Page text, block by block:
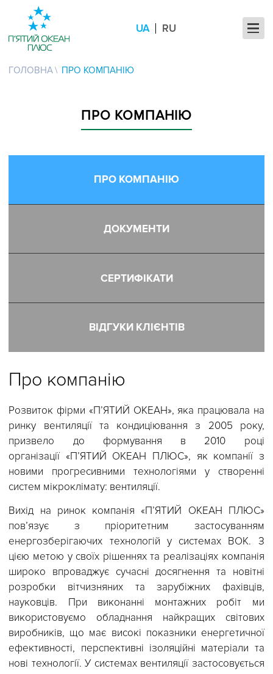
UA RU
ГОЛОВНА ПРО КОМПАНІЮ
ПРО КОМПАНІЮ
Про компанію
Розвиток фірми «П’ЯТИЙ ОКЕАН», яка працювала
ринку вентиляції та кондиціювання з 2005
призвело до формування в 2010
організації «П’ЯТИЙ ОКЕАН ПЛЮС», як компанії
новими прогресивними технологіями у
систем мікроклімату: вентиляції.
Вихід на ринок компанія «П’ЯТИЙ ОКЕАН
пов’язує з пріоритетним
енергозберігаючих технологій у системах ВОК.
цією метою у своїх рішеннях та реалізаціях
широко впроваджує сучасні досягнення та
розробки вітчизняних та зарубіжних
науковців. При виконанні монтажних робіт
використовуємо обладнання найкращих
виробників, що має високі показники